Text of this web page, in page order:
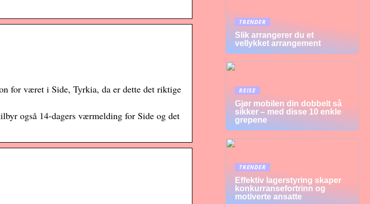
for været i Side, Tyrkia, da er dette det riktige
også 14-dagers værmelding for Side og det
TRENDER
Slik arrangerer du et
vellykket arrangement
REISE
Gjør mobilen din dobbelt så
sikker – med disse 10 enkle
grepene
TRENDER
Effektiv lagerstyring skaper
konkurransefortrinn og
motiverte ansatte